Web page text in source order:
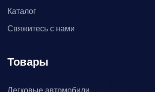
Каталог
Свяжитесь с нами
Товары